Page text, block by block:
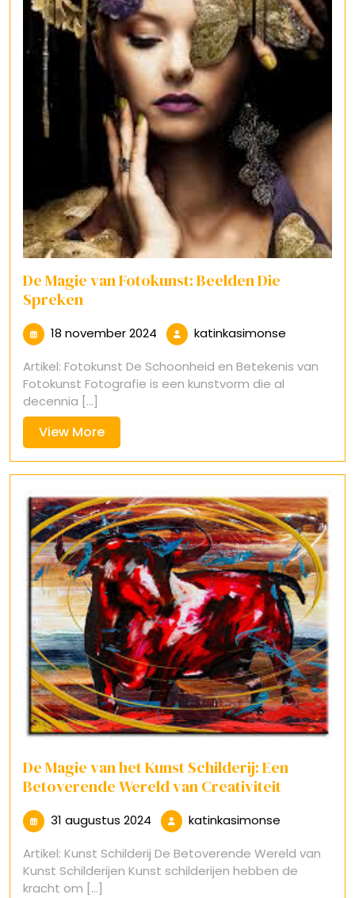
De Magie van Fotokunst: Beelden Die
Spreken
18 november 2024 18
november
2024
katinkasimonse
Artikel: Fotokunst De Schoonheid en Betekenis van
Fotokunst Fotografie is een kunstvorm die al
decennia [...]
View MoreView
More
De Magie van het Kunst Schilderij: Een
Betoverende Wereld van Creativiteit
31 augustus 2024 31
augustus
2024
katinkasimonse
Artikel: Kunst Schilderij De Betoverende Wereld van
Kunst Schilderijen Kunst schilderijen hebben de
kracht om [...]